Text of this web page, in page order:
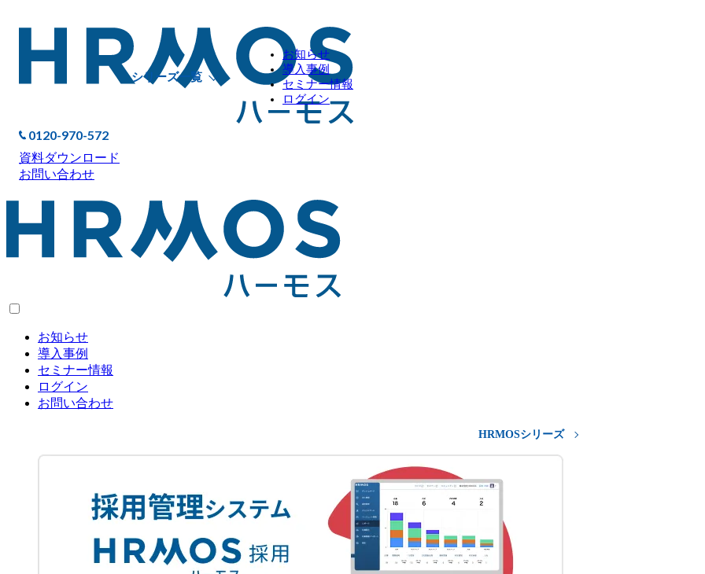
シリーズ一覧
お知らせ
導入事例
セミナー情報
ログイン
0120-970-572
資料ダウンロード
お問い合わせ
お知らせ
導入事例
セミナー情報
ログイン
お問い合わせ
HRMOSシリーズ